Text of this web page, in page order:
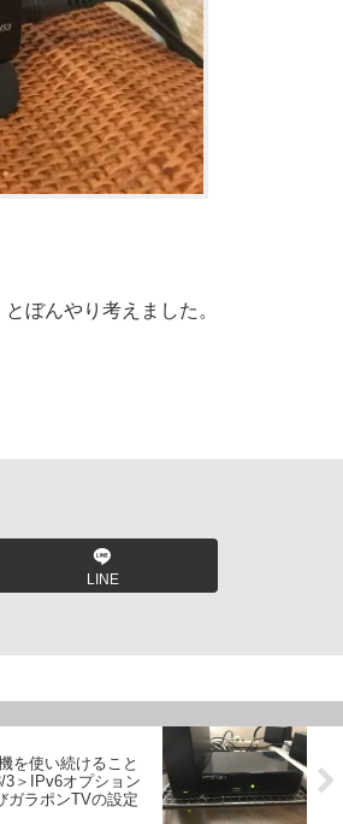
ぼんやり考えました。
LINE
を使い続けること
3＞IPv6オプション
ガラポンTVの設定